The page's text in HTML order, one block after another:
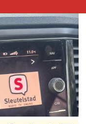
Volgend uur